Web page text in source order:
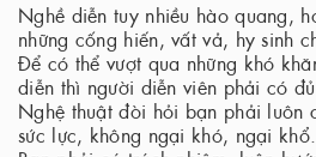
Nghề diễn tuy nhiều hào quang,
những cống hiến, vất vả, hy sinh
Để có thể vượt qua những khó
diễn thì người diễn viên phải có
Nghệ thuật đòi hỏi bạn phải luôn
sức lực, không ngại khó, ngại khổ.